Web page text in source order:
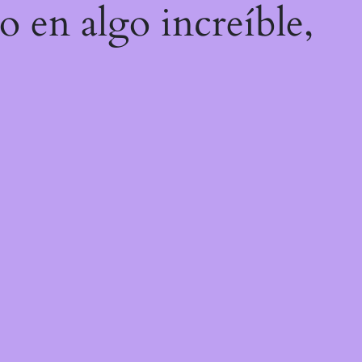
en algo increíble,